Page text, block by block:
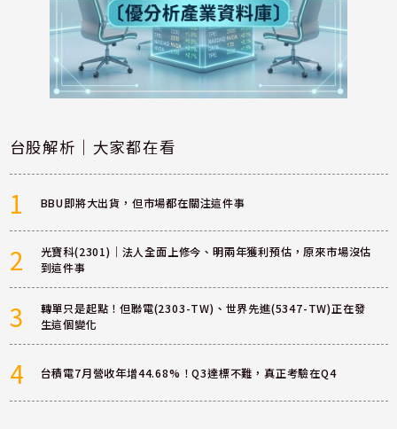
台股解析｜大家都在看
1 BBU即將大出貨，但市場都在關注這件事
2
光寶科(2301)｜法人全面上修今、明兩年獲利預估，原來市場沒估
到這件事
3
轉單只是起點！但聯電(2303-TW)、世界先進(5347-TW)正在發
生這個變化
4 台積電7月營收年增44.68%！Q3達標不難，真正考驗在Q4